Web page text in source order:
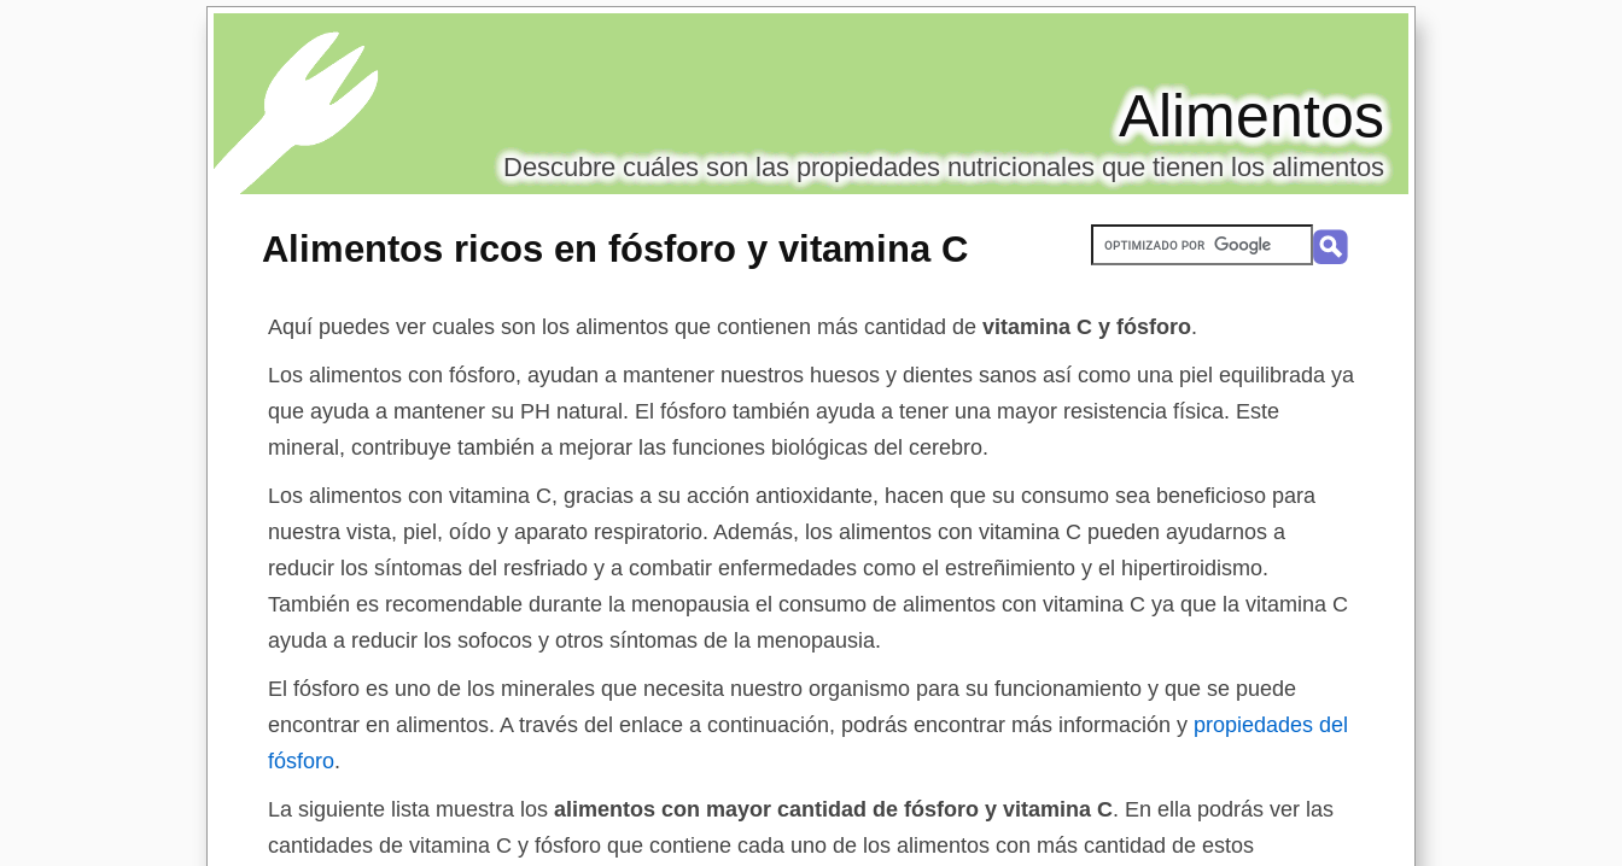
Alimentos ricos en fósforo y vitamina C
Alimentos
Descubre cuáles son las propiedades nutricionales que tienen los alimentos
Aquí puedes ver cuales son los alimentos que contienen más cantidad de vitamina C y fósforo.
Los alimentos con fósforo, ayudan a mantener nuestros huesos y dientes sanos así como una piel equilibrada ya
que ayuda a mantener su PH natural. El fósforo también ayuda a tener una mayor resistencia física. Este
mineral, contribuye también a mejorar las funciones biológicas del cerebro.
Los alimentos con vitamina C, gracias a su acción antioxidante, hacen que su consumo sea beneficioso para
nuestra vista, piel, oído y aparato respiratorio. Además, los alimentos con vitamina C pueden ayudarnos a
reducir los síntomas del resfriado y a combatir enfermedades como el estreñimiento y el hipertiroidismo.
También es recomendable durante la menopausia el consumo de alimentos con vitamina C ya que la vitamina C
ayuda a reducir los sofocos y otros síntomas de la menopausia.
El fósforo es uno de los minerales que necesita nuestro organismo para su funcionamiento y que se puede
encontrar en alimentos. A través del enlace a continuación, podrás encontrar más información y propiedades del
fósforo.
La siguiente lista muestra los alimentos con mayor cantidad de fósforo y vitamina C. En ella podrás ver las
cantidades de vitamina C y fósforo que contiene cada uno de los alimentos con más cantidad de estos